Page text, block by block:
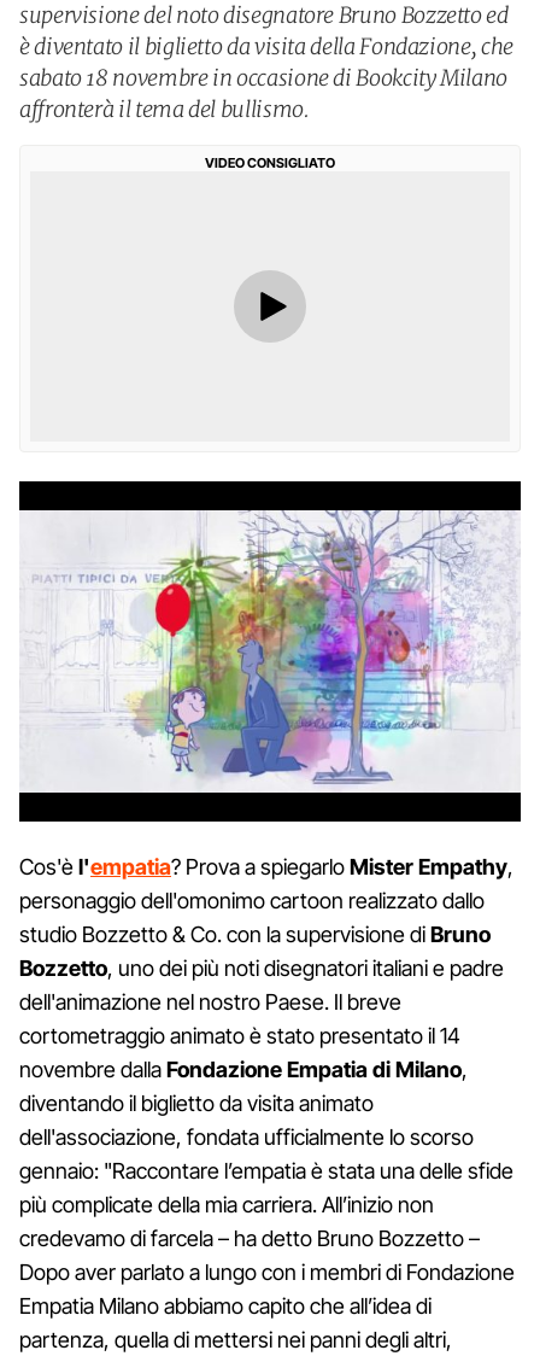
supervisione del noto disegnatore Bruno Bozzetto ed
è diventato il biglietto da visita della Fondazione, che
sabato 18 novembre in occasione di Bookcity Milano
affronterà il tema del bullismo.
VIDEO CONSIGLIATO
Cos'èl'empatia? Prova a spiegarloMister Empathy,
personaggio dell'omonimo cartoon realizzato dallo
studio Bozzetto & Co. con la supervisione diBruno
Bozzetto, uno dei più noti disegnatori italiani e padre
dell'animazione nel nostro Paese. Il breve
cortometraggio animato è stato presentato il 14
novembre dallaFondazione Empatia di Milano,
diventando il biglietto da visita animato
dell'associazione, fondata ufficialmente lo scorso
gennaio: "Raccontare l’empatia è stata una delle sfide
più complicate della mia carriera. All’inizio non
credevamo di farcela – ha detto Bruno Bozzetto –
Dopo aver parlato a lungo con i membri di Fondazione
Empatia Milano abbiamo capito che all’idea di
partenza, quella di mettersi nei panni degli altri,